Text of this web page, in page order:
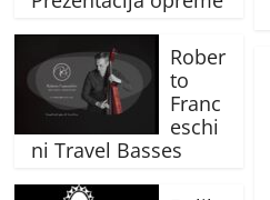
Rober
to
Franc
eschi
ni Travel Basses